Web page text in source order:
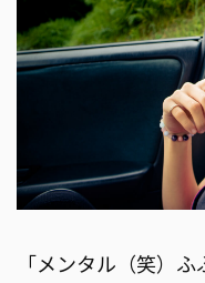
「メンタル（笑）